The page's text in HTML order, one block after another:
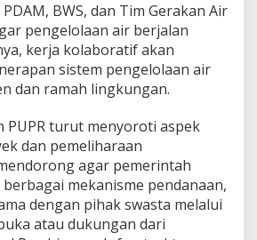
d
i
S
u
b
r
K
e
h
d
u
BWS, dan Tim Gerakan Air
pengelolaan air berjalan
kerja kolaboratif akan
sistem pengelolaan air
dan ramah lingkungan.
PUPR turut menyoroti aspek
dan pemeliharaan
agar pemerintah
mekanisme pendanaan,
dengan pihak swasta melalui
atau dukungan dari